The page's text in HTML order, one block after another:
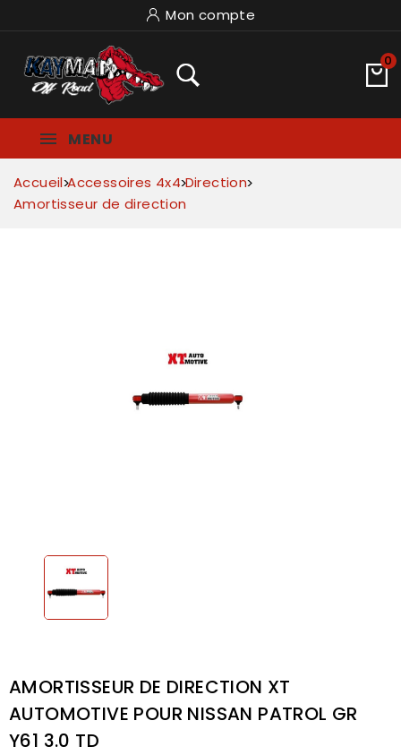
Mon compte
0
MENU
Accueil Accessoires 4x4 Direction
Amortisseur de direction
AMORTISSEUR DE DIRECTION XT
AUTOMOTIVE POUR NISSAN PATROL GR
Y61 3.0 TD